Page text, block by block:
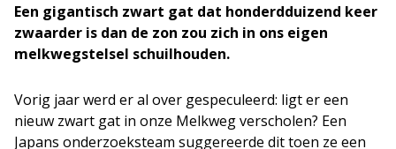
Een gigantisch zwart gat dat honderdduizend keer
zwaarder is dan de zon zou zich in ons eigen
melkwegstelsel schuilhouden.
Vorig jaar werd er al over gespeculeerd: ligt er een
nieuw zwart gat in onze Melkweg verscholen? Een
Japans onderzoeksteam suggereerde dit toen ze een